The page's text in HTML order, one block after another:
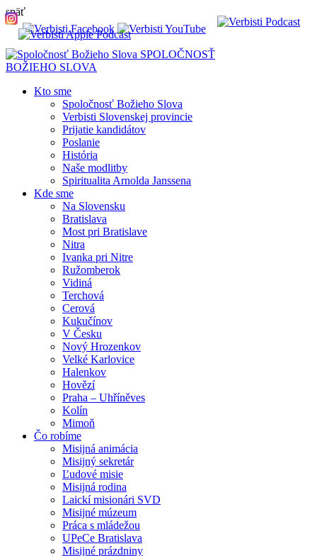
späť
SPOLOČNOSŤ
BOŽIEHO SLOVA
Kto sme
Spoločnosť Božieho Slova
Verbisti Slovenskej provincie
Prijatie kandidátov
Poslanie
História
Naše modlitby
Spiritualita Arnolda Janssena
Kde sme
Na Slovensku
Bratislava
Most pri Bratislave
Nitra
Ivanka pri Nitre
Ružomberok
Vidiná
Terchová
Cerová
Kukučínov
V Česku
Nový Hrozenkov
Velké Karlovice
Halenkov
Hovězí
Praha – Uhříněves
Kolín
Mimoň
Čo robíme
Misijná animácia
Misijný sekretár
Ľudové misie
Misijná rodina
Laickí misionári SVD
Misijné múzeum
Práca s mládežou
UPeCe Bratislava
Misijné prázdniny